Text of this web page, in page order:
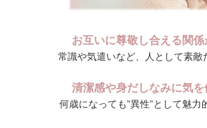
お互いに尊敬し合える関係
常識や気遣いなど、人として素敵
清潔感や身だしなみに気を
何歳になっても”異性”として魅力